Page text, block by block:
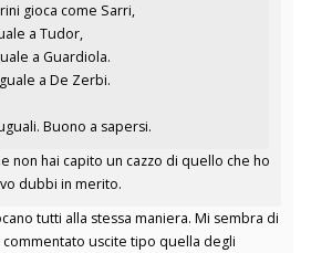
gioca come Sarri,
a Tudor,
a Guardiola.
a De Zerbi.
Buono a sapersi.
non hai capito un cazzo di quello che ho
dubbi in merito.
tutti alla stessa maniera. Mi sembra di
uscite tipo quella degli